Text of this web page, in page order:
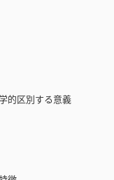
的区別する意義